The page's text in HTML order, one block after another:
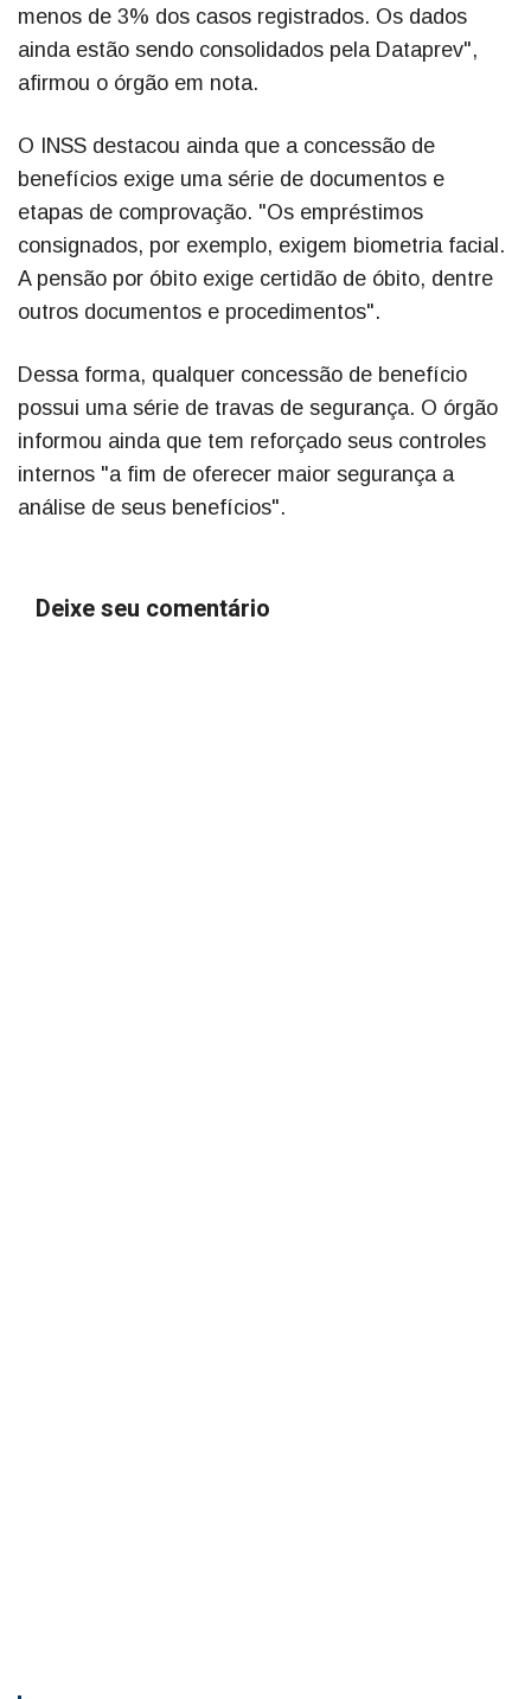
menos de 3% dos casos registrados. Os dados
ainda estão sendo consolidados pela Dataprev",
afirmou o órgão em nota.
O INSS destacou ainda que a concessão de
benefícios exige uma série de documentos e
etapas de comprovação. "Os empréstimos
consignados, por exemplo, exigem biometria facial.
A pensão por óbito exige certidão de óbito, dentre
outros documentos e procedimentos".
Dessa forma, qualquer concessão de benefício
possui uma série de travas de segurança. O órgão
informou ainda que tem reforçado seus controles
internos "a fim de oferecer maior segurança a
análise de seus benefícios".
Deixe seu comentário